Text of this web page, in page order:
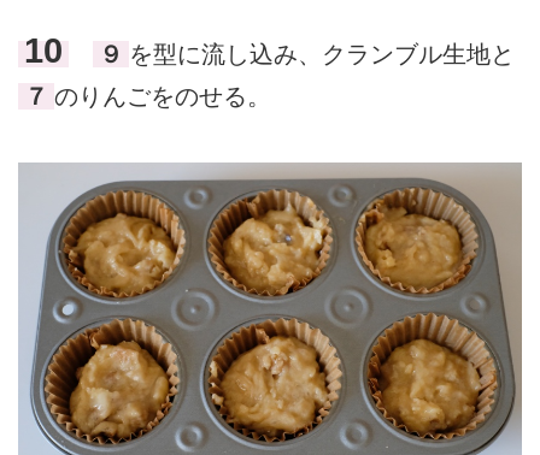
10 ９ を型に流し込み、クランブル生地と
７ のりんごをのせる。